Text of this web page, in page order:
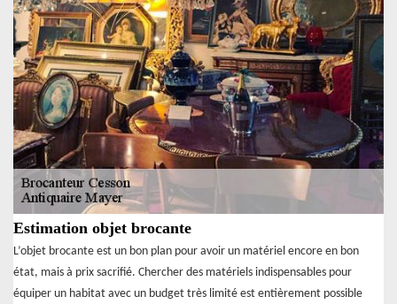
Estimation objet brocante
L’objet brocante est un bon plan pour avoir un matériel encore en bon
état, mais à prix sacrifié. Chercher des matériels indispensables pour
équiper un habitat avec un budget très limité est entièrement possible